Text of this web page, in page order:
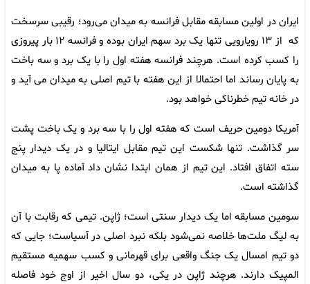
ایران در اولین مسابقه مقابل فرانسه به میدان می‌رود؛ رقیبی سرسخت
که از ۱۳ رویارویی تنها یک برد سهم ایران بوده و فرانسه ۱۲ بار پیروزی
را کسب کرده است. هرچند فرانسه هفته اول را با یک برد و سه باخت
به پایان رساند اما احتمالا از این هفته با تیم اصلی به میدان می آید و
در خانه تیم خطرناکی خواهد بود.
آمریکا دومین حریف است که هفته اول را با سه برد و یک باخت پشت
سر گذاشت. تنها شکست این تیم مقابل ایتالیا و در یک دیدار پنج
سته اتفاق افتاد. این تیم از همان ابتدا نشان داد آماده پا به میدان
گذاشته است.
سومین مسابقه اما یک دیدار سنتی است؛ ژاپن. تیمی که رقابت با آن
به لیگ ملت‌ها خلاصه نمی‌شود بلکه نبرد اصلی در آسیاست؛ جایی که
دو تیم امسال یک جنگ واقعی برای قهرمانی و کسب سهمیه مستقیم
المپیک دارند. هرچند ژاپن در یکی، دو سال اخیر از اوج خود فاصله